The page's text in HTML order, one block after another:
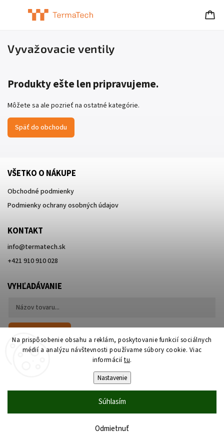
Na prispôsobenie obsahu a reklám, poskytovanie funkcií sociálnych
médií a analýzu návštevnosti používame súbory cookie. Viac
informáciítu.
Nastavenie
Odmietnuť
Súhlasím
Vyvažovacie ventily
Produkty ešte len pripravujeme.
Môžete sa ale pozrieť na ostatné kategórie.
Späť do obchodu
VŠETKO O NÁKUPE
Obchodné podmienky
Podmienky ochrany osobných údajov
KONTAKT
info@termatech.sk
+421 910 910 028
VYHĽADÁVANIE
Termatech.sk. Všetky práva vyhradené.
Upraviť nastavenie cookies
Shoptet| Design